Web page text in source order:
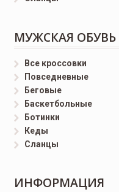
МУЖСКАЯ ОБУВЬ
Все кроссовки
Повседневные
Беговые
Баскетбольные
Ботинки
Кеды
Сланцы
ИНФОРМАЦИЯ